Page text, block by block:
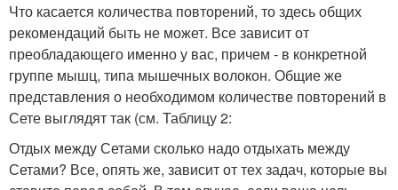
Что касается количества повторений, то здесь общих
рекомендаций быть не может. Все зависит от
преобладающего именно у вас, причем - в конкретной
группе мышц, типа мышечных волокон. Общие же
представления о необходимом количестве повторений в
Сете выглядят так (см. Таблицу 2:
Отдых между Сетами сколько надо отдыхать между
Сетами? Все, опять же, зависит от тех задач, которые вы